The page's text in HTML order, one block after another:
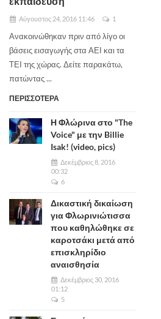
Αύγουστος 24, 2016 11:46 1
Ανακοινώθηκαν πριν από λίγο οι
βάσεις εισαγωγής στα ΑΕΙ και τα
ΤΕΙ της χώρας. Δείτε παρακάτω,
πατώντας ...
ΠΕΡΙΣΣΟΤΕΡΑ
Η Φλώρινα στο "The
Voice" με την Billie
Isak! (video, pics)
Δεκέμβριος 8, 2016
00:32
6
Δικαστική δικαίωση
για Φλωρινιώτισσα
που καθηλώθηκε σε
καροτσάκι μετά από
επισκληρίδιο
αναισθησία
Δεκέμβριος 30, 2016
01:12
5